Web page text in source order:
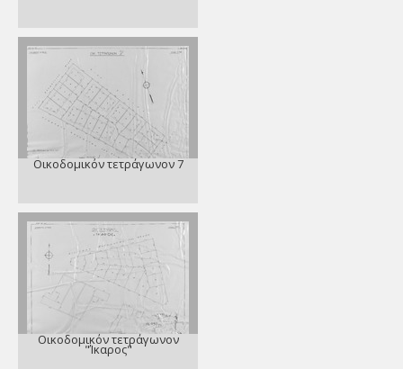
Οικοδομικόν τετράγωνον 7
Οικοδομικόν τετράγωνον
"Ίκαρος"